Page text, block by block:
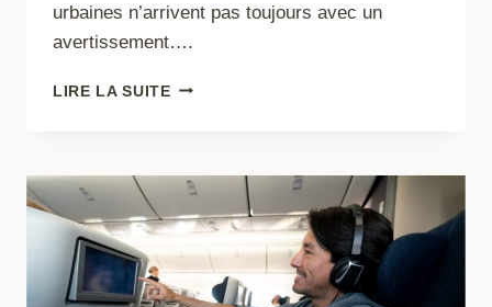
urbaines n’arrivent pas toujours avec un
avertissement….
LIRE LA SUITELISTE
URBAINE
CE
VOUS
AVEZ